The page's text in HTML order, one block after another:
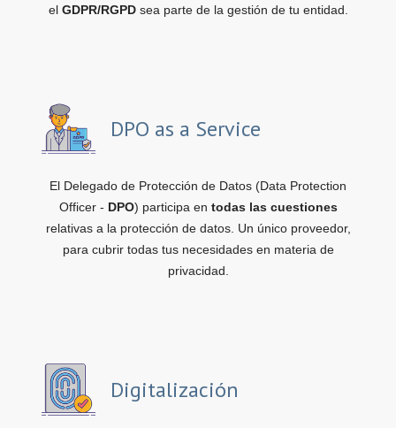
el GDPR/RGPDsea parte de la gestión de tu entidad.
DPO as a Service
El Delegado de Protección de Datos (Data Protection
Officer - DPO) participa en todas las cuestiones
relativas a la protección de datos. Un único proveedor,
para cubrir todas tus necesidades en materia de
privacidad.
Digitalización